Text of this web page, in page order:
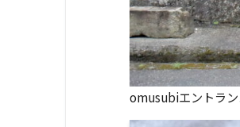
omusubiエントラ